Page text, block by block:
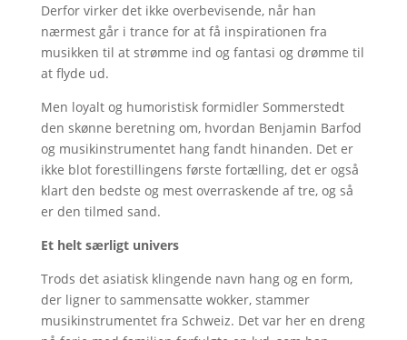
Derfor virker det ikke overbevisende, når han
nærmest går i trance for at få inspirationen fra
musikken til at strømme ind og fantasi og drømme til
at flyde ud.
Men loyalt og humoristisk formidler Sommerstedt
den skønne beretning om, hvordan Benjamin Barfod
og musikinstrumentet hang fandt hinanden. Det er
ikke blot forestillingens første fortælling, det er også
klart den bedste og mest overraskende af tre, og så
er den tilmed sand.
Et helt særligt univers
Trods det asiatisk klingende navn hang og en form,
der ligner to sammensatte wokker, stammer
musikinstrumentet fra Schweiz. Det var her en dreng